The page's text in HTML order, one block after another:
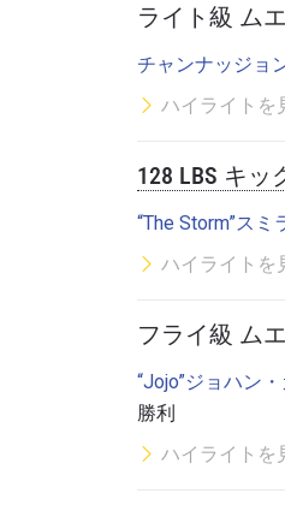
ライト級 ム
チャンナッジョ
ハイライトを
128 LBS キ
“The Storm”ス
ハイライトを
フライ級 ム
“Jojo”ジョハン・
勝利
ハイライトを